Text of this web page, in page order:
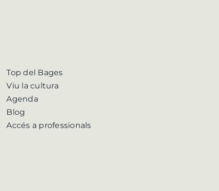
Top del Bages
Viu la cultura
Agenda
Blog
Accés a professionals